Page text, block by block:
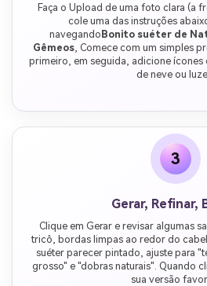
Faça o Upload de uma foto clara (a
cole uma das instruções
navegando Bonito suéter de
Gêmeos , Comece com um simples
primeiro, em seguida, adicione ícones
de neve ou
3
Gerar, Refinar,
Clique em Gerar e revisar algumas
tricô, bordas limpas ao redor do
suéter parecer pintado, ajuste para
grosso" e "dobras naturais". Quando
sua versão